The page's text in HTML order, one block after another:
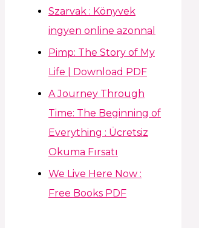
Szarvak : Könyvek
ingyen online azonnal
Pimp: The Story of My
Life | Download PDF
A Journey Through
Time: The Beginning of
Everything : Ücretsiz
Okuma Fırsatı
We Live Here Now :
Free Books PDF